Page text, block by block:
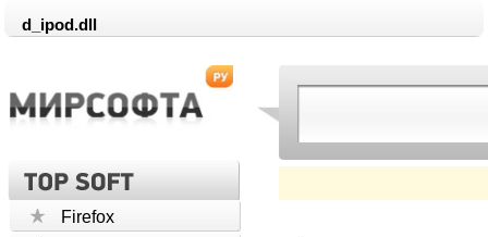
d_ipod.dll
Firefox